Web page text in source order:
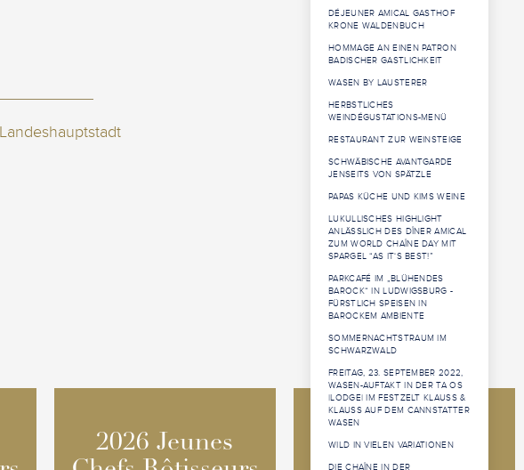
DÉJEUNER AMICAL GASTHOF
KRONE WALDENBUCH
HOMMAGE AN EINEN PATRON
BADISCHER GASTLICHKEIT
WASEN BY LAUSTERER
HERBSTLICHES
WEINDÉGUSTATIONS-MENÜ
RESTAURANT ZUR WEINSTEIGE
SCHWÄBISCHE AVANTGARDE
JENSEITS VON SPÄTZLE
PAPAS KÜCHE UND KIMS WEINE
LUKULLISCHES HIGHLIGHT
ANLÄSSLICH DES DÎNER AMICAL
ZUM WORLD CHAÎNE DAY MIT
SPARGEL “AS IT‘S BEST!”
PARKCAFÉ IM „BLÜHENDES
BAROCK“ IN LUDWIGSBURG -
FÜRSTLICH SPEISEN IN
BAROCKEM AMBIENTE
SOMMERNACHTSTRAUM IM
SCHWARZWALD
FREITAG, 23. SEPTEMBER 2022,
WASEN-AUFTAKT IN DER TA OS
|LODGE| IM FESTZELT KLAUSS &
KLAUSS AUF DEM CANNSTATTER
WASEN
WILD IN VIELEN VARIATIONEN
DIE CHAÎNE IN DER
2026 Jeunes
2026 Jeunes
2026 Jeunes
Sommeliers
2026 Jeunes
Sommeliers